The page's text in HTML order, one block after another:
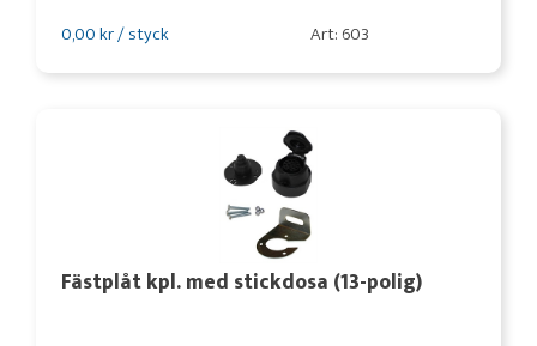
0,00 kr / styck Art: 603
Fästplåt kpl. med stickdosa (13-polig)